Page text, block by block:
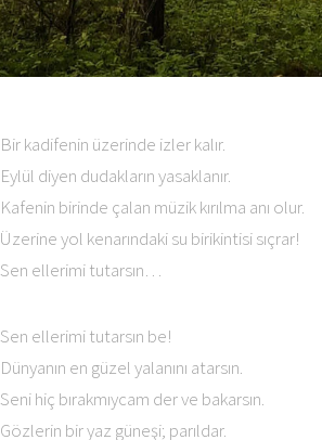
Bir kadifenin üzerinde izler kalır.
Eylül diyen dudakların yasaklanır.
Kafenin birinde çalan müzik kırılma anı olur.
Üzerine yol kenarındaki su birikintisi sıçrar!
Sen ellerimi tutarsın…
Sen ellerimi tutarsın be!
Dünyanın en güzel yalanını atarsın.
Seni hiç bırakmıycam der ve bakarsın.
Gözlerin bir yaz güneşi; parıldar.